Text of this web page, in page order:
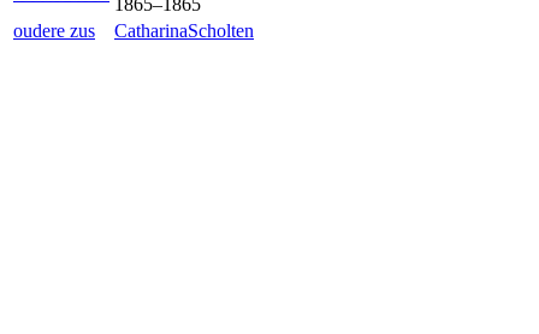
1865–1865
oudere zus
CatharinaScholten